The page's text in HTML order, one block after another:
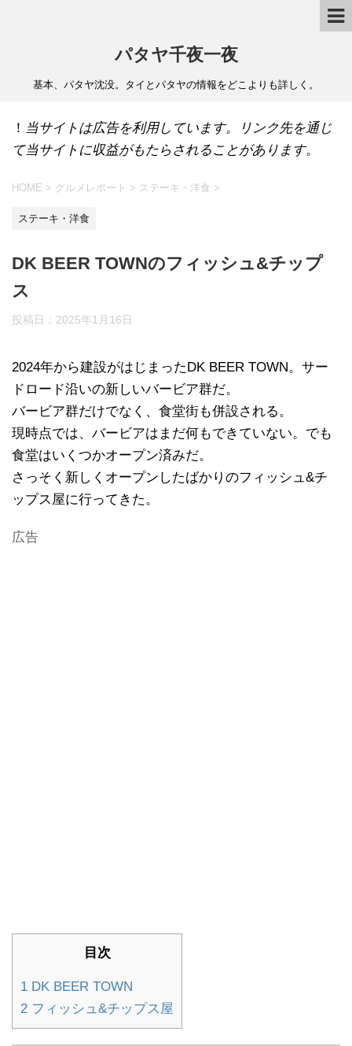
パタヤ千夜一夜
基本、パタヤ沈没。タイとパタヤの情報をどこよりも詳しく。
！ 当サイトは広告を利用しています。リンク先を通じ
て当サイトに収益がもたらされることがあります。
HOME > グルメレポート > ステーキ・洋食 >
ステーキ・洋食
DK BEER TOWNのフィッシュ&チップ
ス
投稿日： 2025年1月16日
2024年から建設がはじまったDK BEER TOWN。サー
ドロード沿いの新しいバービア群だ。
バービア群だけでなく、食堂街も併設される。
現時点では、バービアはまだ何もできていない。でも
食堂はいくつかオープン済みだ。
さっそく新しくオープンしたばかりのフィッシュ&チ
ップス屋に行ってきた。
広告
目次
1 DK BEER TOWN
2 フィッシュ&チップス屋